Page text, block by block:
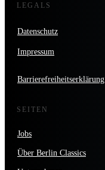
LEGALS
Datenschutz
Impressum
Barrierefreiheitserklärung
SEITEN
Jobs
Über Berlin Classics